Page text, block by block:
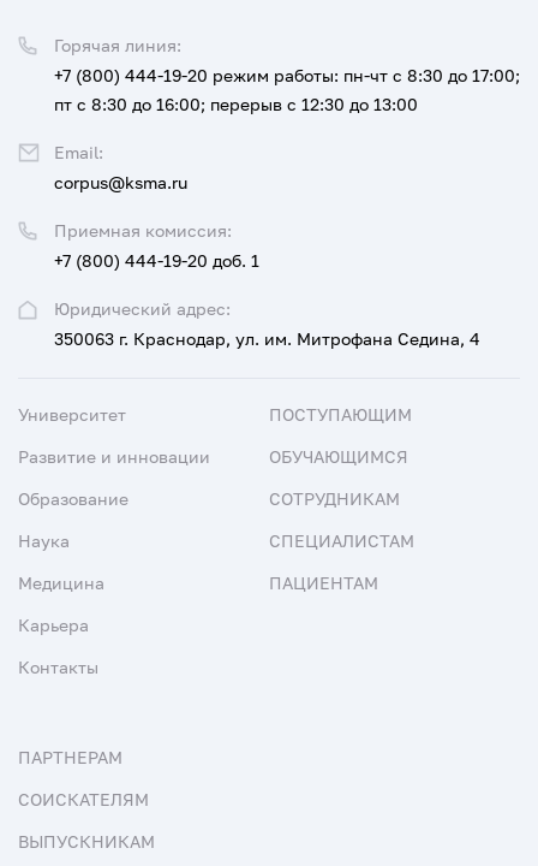
Юридический адрес:
350063 г. Краснодар, ул. им. Митрофана Седина, 4
Приемная комиссия:
+7 (800) 444-19-20 доб. 1
Горячая линия:
+7 (800) 444-19-20 режим работы: пн-чт с 8:30 до 17:00;
пт с 8:30 до 16:00; перерыв с 12:30 до 13:00
Email:
corpus@ksma.ru
Университет
Развитие и инновации
Образование
Наука
Медицина
Карьера
Контакты
ПОСТУПАЮЩИМ
ОБУЧАЮЩИМСЯ
СОТРУДНИКАМ
СПЕЦИАЛИСТАМ
ПАЦИЕНТАМ
ПАРТНЕРАМ
СОИСКАТЕЛЯМ
ВЫПУСКНИКАМ